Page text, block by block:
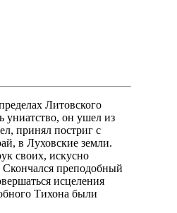
Литовского
униатство, он ушел из
принял постриг с
в Луховские земли.
своих, искусно
преподобный
исцеления
Тихона были